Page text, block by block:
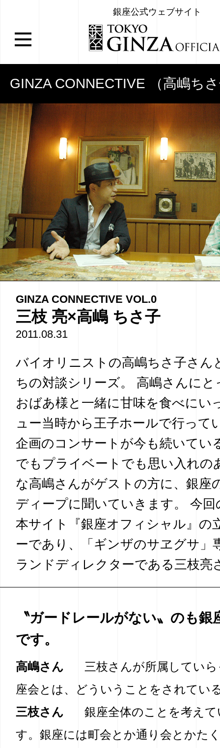
銀座公式ウェブサイト
GINZA CONNECTIVE （高嶋ち
ズ）
GINZA CONNECTIVE VOL.0
三枝 亮×高嶋 ちさ子
2011.08.31
バイオリニストの高嶋ちさ子さん
ちの対談シリーズ。 高嶋さんにと
おばあ様と一緒に甘味を食べにい
ュー当時から王子ホールで行って
企画のコンサートが今も続いてい
でもプライベートでも思い入れの
な高嶋さんがゲストの方に、銀座
ディープに聞いていきます。 今
本サイト『銀座オフィシャル』の
ーであり、「ギンザのサヱグサ」
ランドディレクターである三枝亮
〝ガードレールがない〟のも銀
です。
高嶋さん
三枝さんが所属してい
座会とは、どういうことをされてい
三枝さん
銀座全体のことを考え
す。銀座には町会とか通り会とかた